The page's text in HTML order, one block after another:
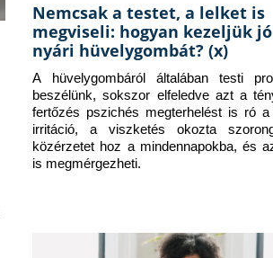
Nemcsak a testet, a lelket is
megviseli: hogyan kezeljük
nyári hüvelygombát? (x)
A hüvelygombáról általában testi
beszélünk, sokszor elfeledve azt a
fertőzés pszichés megterhelést is ró
irritáció, a viszketés okozta
közérzetet hoz a mindennapokba, és
is megmérgezheti.